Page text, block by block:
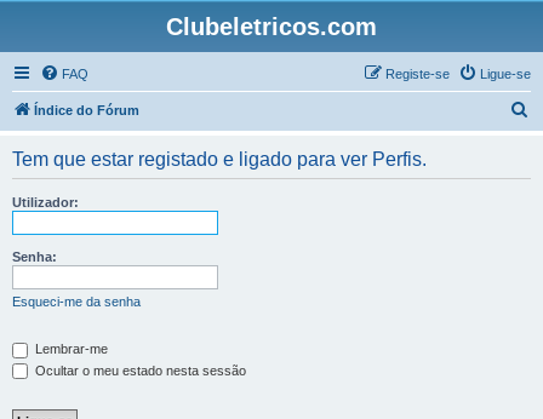
Clubeletricos.com
FAQ Ligue-se
Registe-se
Índice do Fórum
Tem que estar registado e ligado para ver Perfis.
Utilizador:
Senha:
Esqueci-me da senha
Lembrar-me
Ocultar o meu estado nesta sessão